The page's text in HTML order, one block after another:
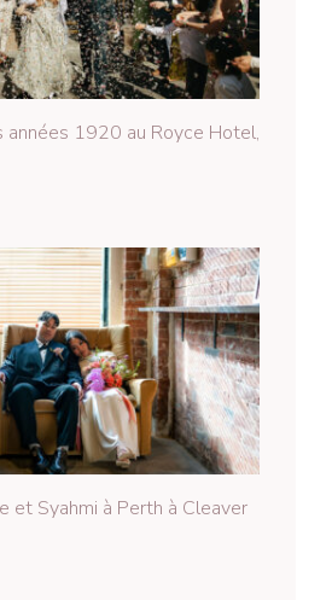
années 1920 au Royce Hotel,
et Syahmi à Perth à Cleaver